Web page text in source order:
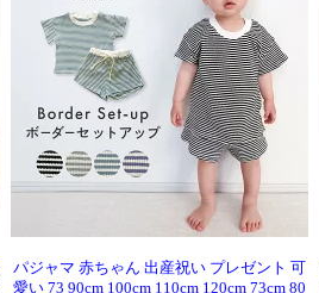
パジャマ 赤ちゃん 出産祝い プレゼント 可
愛い 73 90cm 100cm 110cm 120cm 73cm 80